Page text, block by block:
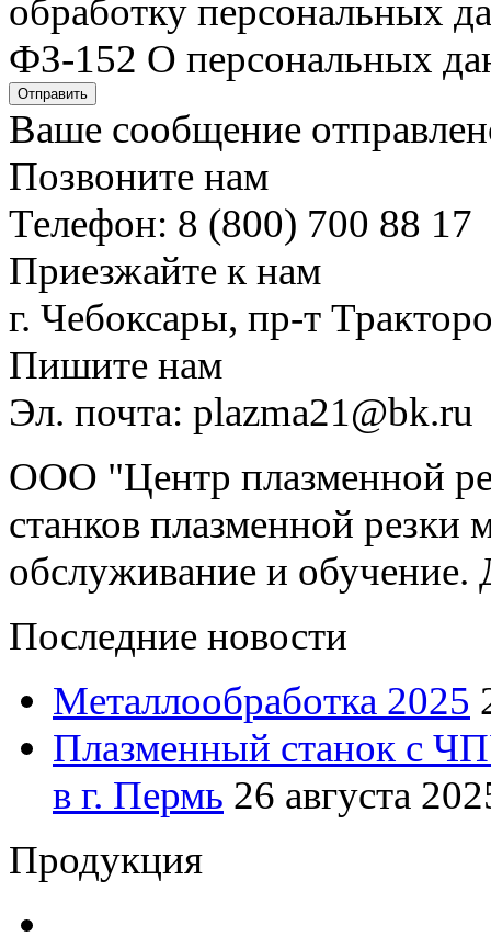
обработку персональных
ФЗ-152 О персональных
Отправить
Ваше сообщение
Позвоните нам
Телефон: 8 (800) 700 88 17
Приезжайте к нам
г. Чебоксары, пр-т
Пишите нам
Эл. почта: plazma21@bk.ru
ООО "Центр плазменной
станков плазменной резки
обслуживание и обучение.
Последние новости
Металлообработка 2025
Плазменный станок с
в г. Пермь 26 августа
Продукция